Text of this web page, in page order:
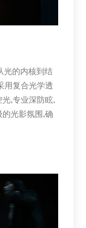
光的内核到结
用复合光学透
,专业深防眩,
光影氛围,确